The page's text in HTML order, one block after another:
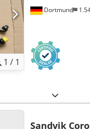
1 / 1
Dortmund
Sandvik